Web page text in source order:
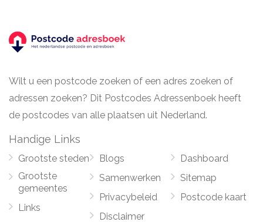
Wilt u een postcode zoeken of een adres zoeken of
adressen zoeken? Dit Postcodes Adressenboek heeft
de postcodes van alle plaatsen uit Nederland.
Handige Links
Grootste steden
Grootste
gemeentes
Links
Blogs
Samenwerken
Privacybeleid
Disclaimer
Dashboard
Sitemap
Postcode kaart